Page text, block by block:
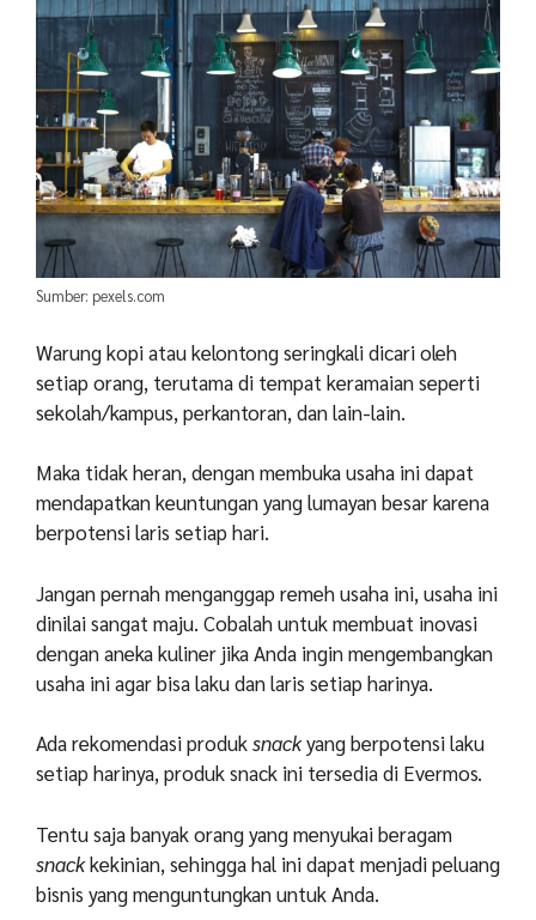
Sumber: pexels.com
Warung kopi atau kelontong seringkali dicari oleh
setiap orang, terutama di tempat keramaian seperti
sekolah/kampus, perkantoran, dan lain-lain.
Maka tidak heran, dengan membuka usaha ini dapat
mendapatkan keuntungan yang lumayan besar karena
berpotensi laris setiap hari.
Jangan pernah menganggap remeh usaha ini, usaha ini
dinilai sangat maju. Cobalah untuk membuat inovasi
dengan aneka kuliner jika Anda ingin mengembangkan
usaha ini agar bisa laku dan laris setiap harinya.
Ada rekomendasi produksnackyang berpotensi laku
setiap harinya, produk snack ini tersedia di Evermos.
Tentu saja banyak orang yang menyukai beragam
snackkekinian, sehingga hal ini dapat menjadi peluang
bisnis yang menguntungkan untuk Anda.